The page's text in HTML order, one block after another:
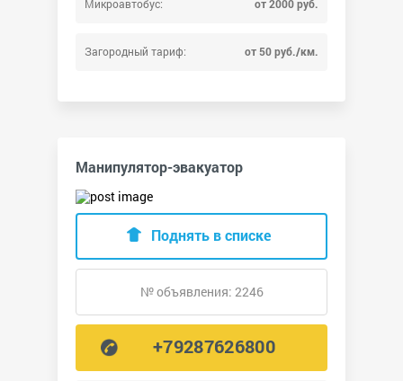
Микроавтобус: от 2000 руб.
Загородный тариф: от 50 руб./км.
Манипулятор-эвакуатор
Поднять в списке
№ объявления: 2246
+79287626800